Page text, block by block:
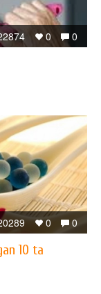
0
0
0
0
10 ta